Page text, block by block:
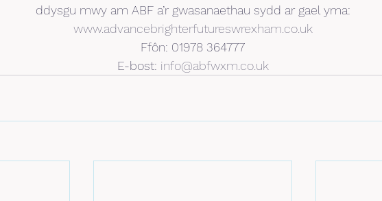
ddysgu mwy am ABF a’r gwasanaethau sydd ar gael yma:
www.advancebrighterfutureswrexham.co.uk
Ffôn: 01978 364777
E-bost: info@abfwxm.co.uk